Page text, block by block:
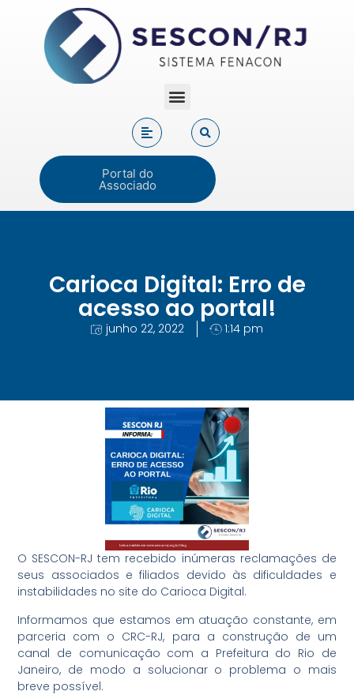
Portal do
Associado
Carioca Digital: Erro de
acesso ao portal!
junho 22, 2022 1:14 pm
O SESCON-RJ tem recebido inúmeras reclamações de
seus associados e filiados devido às dificuldades e
instabilidades no site do Carioca Digital.
Informamos que estamos em atuação constante, em
parceria com o CRC-RJ, para a construção de um
canal de comunicação com a Prefeitura do Rio de
Janeiro, de modo a solucionar o problema o mais
breve possível.